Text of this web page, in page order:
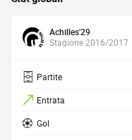
Achilles'29
Stagione 2016/2017
Partite
Entrata
Gol